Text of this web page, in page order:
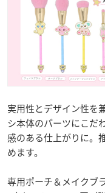
実用性とデザイン性を
シ本体のパーツにこだ
感のある仕上がりに。
めます。
専用ポーチ＆メイクブ